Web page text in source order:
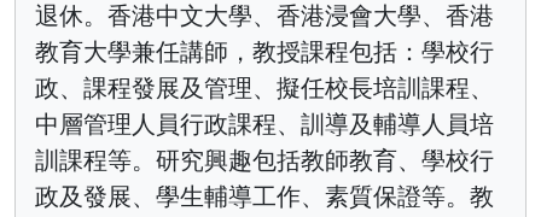
退休。香港中文大學、香港浸會大學、香港
教育大學兼任講師，教授課程包括：學校行
政、課程發展及管理、擬任校長培訓課程、
中層管理人員行政課程、訓導及輔導人員培
訓課程等。研究興趣包括教師教育、學校行
政及發展、學生輔導工作、素質保證等。教